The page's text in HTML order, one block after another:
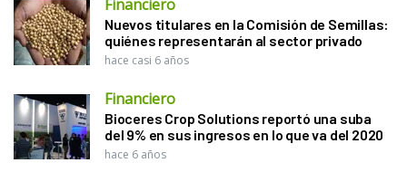
Financiero
Nuevos titulares en la Comisión de Semillas:
quiénes representarán al sector privado
hace casi 6 años
Financiero
Bioceres Crop Solutions reportó una suba
del 9% en sus ingresos en lo que va del 2020
hace 6 años